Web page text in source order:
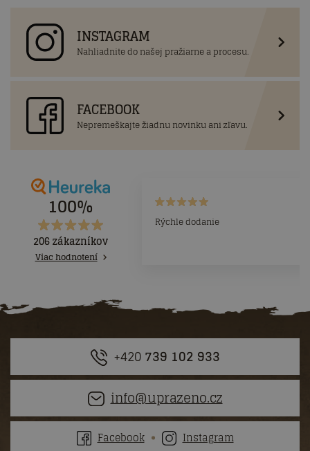
INSTAGRAM
Nahliadnite do našej pražiarne a procesu.
FACEBOOK
Nepremeškajte žiadnu novinku ani zľavu.
100%
206 zákazníkov
Viac hodnotení
Rýchle dodanie
+420739 102 933
info@uprazeno.cz
Facebook Instagram